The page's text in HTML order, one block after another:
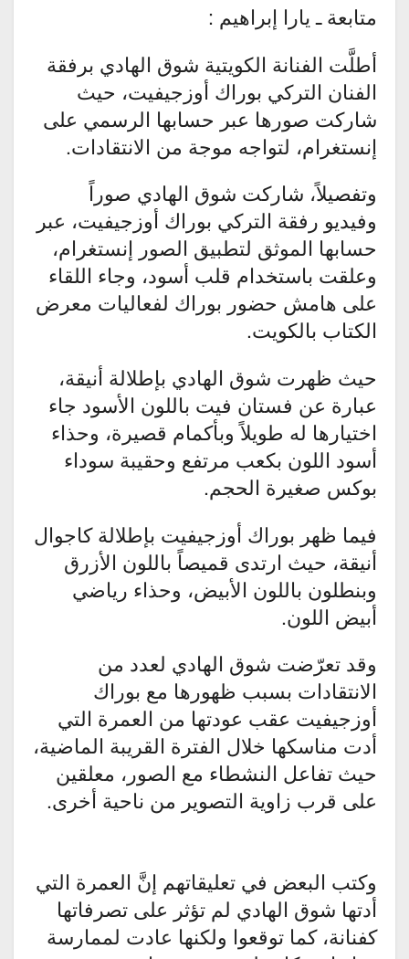
متابعة ـ يارا إبراهيم :
أطلَّت الفنانة الكويتية شوق الهادي برفقة
الفنان التركي بوراك أوزجيفيت، حيث
شاركت صورها عبر حسابها الرسمي على
إنستغرام، لتواجه موجة من الانتقادات.
وتفصيلاً، شاركت شوق الهادي صوراً
وفيديو رفقة التركي بوراك أوزجيفيت، عبر
حسابها الموثق لتطبيق الصور إنستغرام،
وعلقت باستخدام قلب أسود، وجاء اللقاء
على هامش حضور بوراك لفعاليات معرض
الكتاب بالكويت.
حيث ظهرت شوق الهادي بإطلالة أنيقة،
عبارة عن فستان فيت باللون الأسود جاء
اختيارها له طويلاً وبأكمام قصيرة، وحذاء
أسود اللون بكعب مرتفع وحقيبة سوداء
بوكس صغيرة الحجم.
فيما ظهر بوراك أوزجيفيت بإطلالة كاجوال
أنيقة، حيث ارتدى قميصاً باللون الأزرق
وبنطلون باللون الأبيض، وحذاء رياضي
أبيض اللون.
وقد تعرّضت شوق الهادي لعدد من
الانتقادات بسبب ظهورها مع بوراك
أوزجيفيت عقب عودتها من العمرة التي
أدت مناسكها خلال الفترة القريبة الماضية،
حيث تفاعل النشطاء مع الصور، معلقين
على قرب زاوية التصوير من ناحية أخرى.
وكتب البعض في تعليقاتهم إنَّ العمرة التي
أدتها شوق الهادي لم تؤثر على تصرفاتها
كفنانة، كما توقعوا ولكنها عادت لممارسة